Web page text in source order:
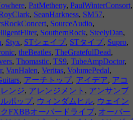
, PatMetheny, PaulWinterConsort,
, SeanHarkness, SM57,
, SourceAudio,
, SouthernRock, SteelyDan,
, Styx, STシェイプ, STタイプ, Supro,
, theBeatles, TheGratefulDead,
, Thomastic, TS9, TubeAmpDoctor,
, VanHalen, Veritas, VolumePedal,
, アーチトップ, アイデア, アコ
ンジ, アレンジメント , アンサンブ
ポップ, ウィンダムヒル, ウェイン
FXBBオーバードライブ, オーバー